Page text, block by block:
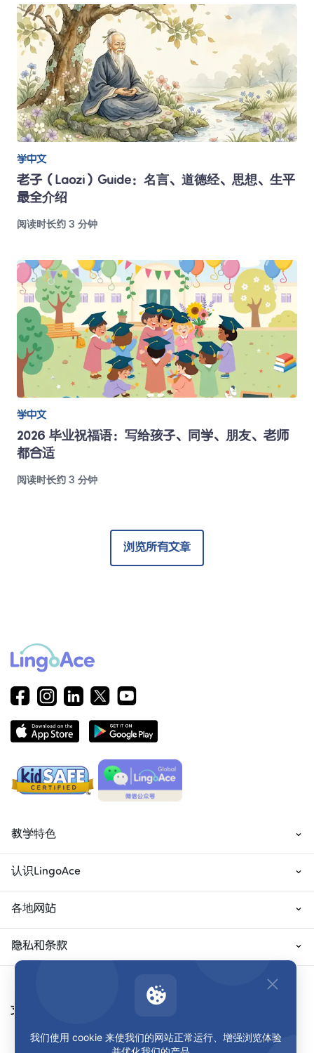
学中文
老子（Laozi）Guide：名言、道德经、思想、生平
最全介绍
阅读时长约 3 分钟
学中文
2026 毕业祝福语：写给孩子、同学、朋友、老师
都合适
阅读时长约 3 分钟
浏览所有文章
教学特色
认识LingoAce
各地网站
隐私和条款
支付方式
我们使用 cookie 来使我们的网站正常运行、增强浏览体验